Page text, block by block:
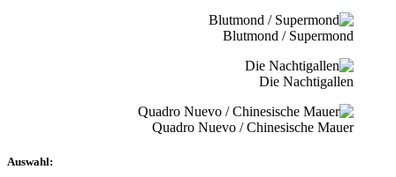
Blutmond / Supermond
Die Nachtigallen
Quadro Nuevo / Chinesische Mauer
Auswahl: